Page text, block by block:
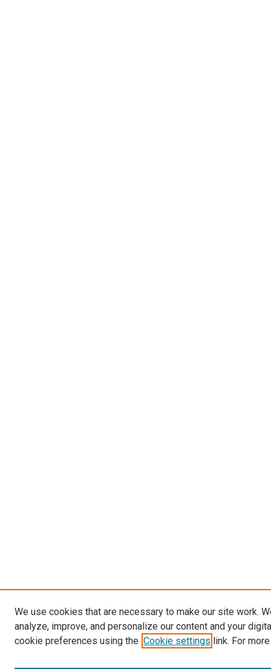
We use cookies that are necessary to make our site work.
analyze, improve, and personalize our content and your
cookie preferences using the Cookie settings link. For